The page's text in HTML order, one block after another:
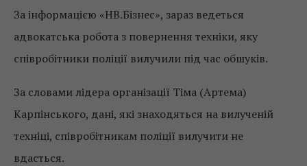
За інформацією «НВ.Бізнес», зараз ведеться
адвокатська робота з повернення техніки, яку
співробітники поліції вилучили під час обшуків.
За словами лідера організації Тіма (Артема)
Карпінського, дані, які знаходяться на вилученій
техніці, співробітникам поліції вилучити не
вдасться.